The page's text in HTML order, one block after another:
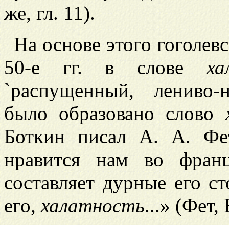
же, гл. 11).
На основе этого
50-е гг. в слове
`распущенный, лениво-
было образовано слово
Боткин писал А. А.
нравится нам во
составляет дурные его
его,халатность...» (Фет,